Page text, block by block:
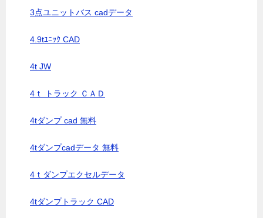
3点ユニットバス cadデータ
4.9tﾕﾆｯｸ CAD
4t JW
4ｔ トラック ＣＡＤ
4tダンプ cad 無料
4tダンプcadデータ 無料
4ｔダンプエクセルデータ
4tダンプトラック CAD